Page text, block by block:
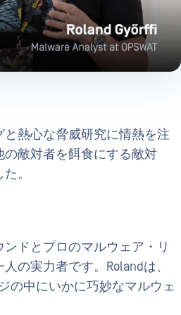
熱心な脅威研究に情熱を注
敵対者を餌食にする敵対
。
ドとプロのマルウェア・リ
の実力者です。Rolandは、
の中にいかに巧妙なマルウェ